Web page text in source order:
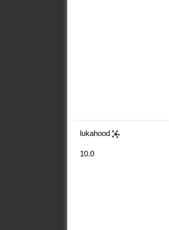
lukahood
10.0